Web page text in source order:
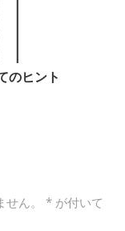
のヒント
ん。 * が付いて